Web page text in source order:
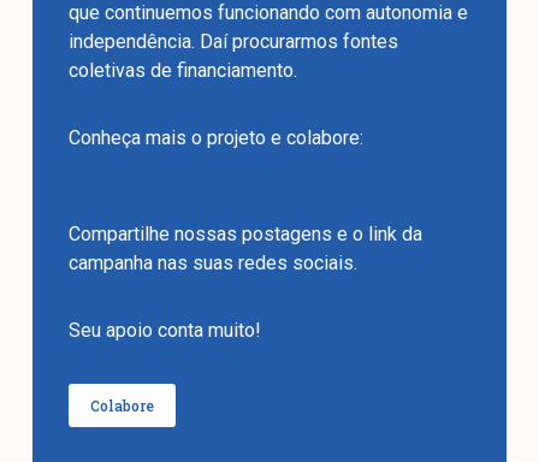
que continuemos funcionando com autonomia e
independência. Daí procurarmos fontes
coletivas de financiamento.
Conheça mais o projeto e colabore:
Compartilhe nossas postagens e o link da
campanha nas suas redes sociais.
Seu apoio conta muito!
Colabore